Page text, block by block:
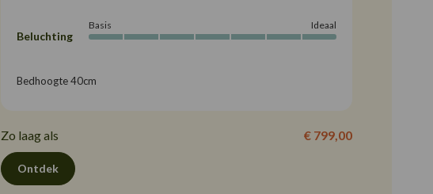
Beluchting
Basis Ideaal
Bedhoogte 40cm
Zo laag als € 799,00
Ontdek